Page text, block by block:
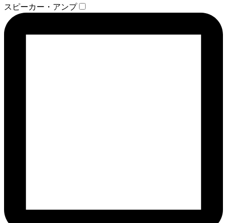
スピーカー・アンプ